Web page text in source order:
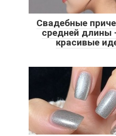
Свадебные
средней длины
красивые